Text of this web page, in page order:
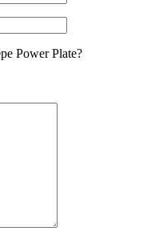
Power Plate?